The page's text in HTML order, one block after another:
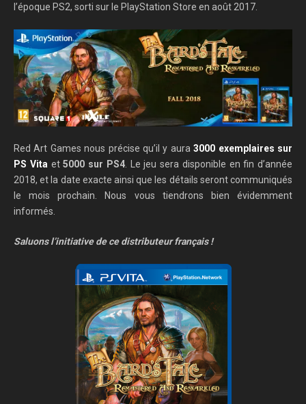
l’époque PS2, sorti sur le PlayStation Store en août 2017.
Red Art Games nous précise qu’il y aura3000 exemplaires sur
PS Vitaet5000 sur PS4. Le jeu sera disponible en fin d’année
2018, et la date exacte ainsi que les détails seront communiqués
le mois prochain. Nous vous tiendrons bien évidemment
informés.
Saluons l’initiative de ce distributeur français !